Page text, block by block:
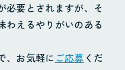
必要とされますが、そ
わえるやりがいのある
、お気軽に ご応募 くだ